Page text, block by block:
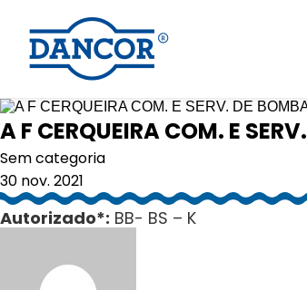
A F CERQUEIRA COM. E
Sem categoria
30 nov. 2021
Autorizado*: BB- BS – K